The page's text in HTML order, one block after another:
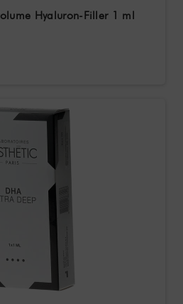
Hyaluron-Filler 1 ml